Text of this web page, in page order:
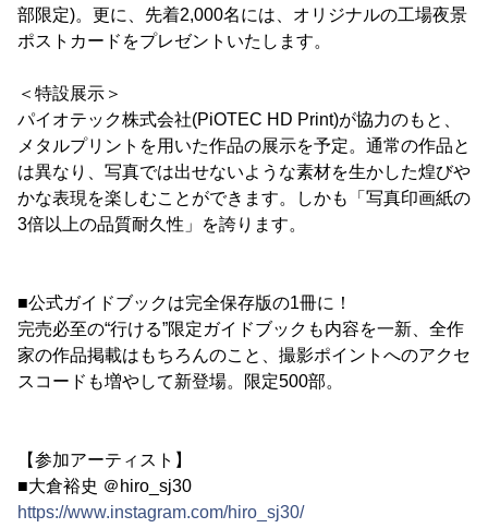
部限定)。更に、先着2,000名には、オリジナルの工場夜景
ポストカードをプレゼントいたします。
＜特設展示＞
パイオテック株式会社(PiOTEC HD Print)が協力のもと、
メタルプリントを用いた作品の展示を予定。通常の作品と
は異なり、写真では出せないような素材を生かした煌びや
かな表現を楽しむことができます。しかも「写真印画紙の
3倍以上の品質耐久性」を誇ります。
■公式ガイドブックは完全保存版の1冊に！
完売必至の“行ける”限定ガイドブックも内容を一新、全作
家の作品掲載はもちろんのこと、撮影ポイントへのアクセ
スコードも増やして新登場。限定500部。
【参加アーティスト】
■大倉裕史 ＠hiro_sj30
https://www.instagram.com/hiro_sj30/